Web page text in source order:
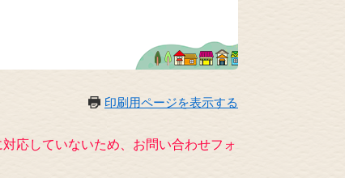
印刷用ページを表示する
応していないため、お問い合わせフォ